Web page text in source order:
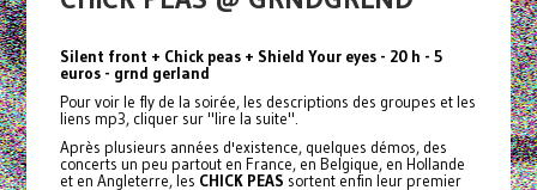
Silent front + Chick peas + Shield Your eyes - 20 h - 5
euros - grnd gerland
Pour voir le fly de la soirée, les descriptions des groupes et les
liens mp3, cliquer sur "lire la suite".
Après plusieurs années d'existence, quelques démos, des
concerts un peu partout en France, en Belgique, en Hollande
et en Angleterre, les CHICK PEAS sortent enfin leur premier